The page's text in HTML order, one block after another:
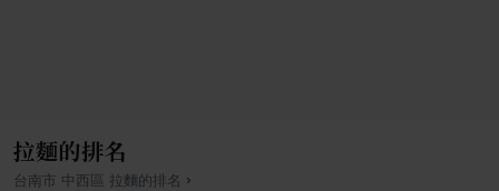
拉麵的排名
台南市 中西區 拉麵的排名 ›